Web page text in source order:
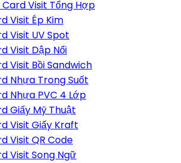
Card Visit Tổng Hợp
Visit Ép Kim
Visit UV Spot
Visit Dập Nổi
Visit Bồi Sandwich
Nhựa Trong Suốt
Nhựa PVC 4 Lớp
Giấy Mỹ Thuật
Visit Giấy Kraft
Visit QR Code
Visit Song Ngữ